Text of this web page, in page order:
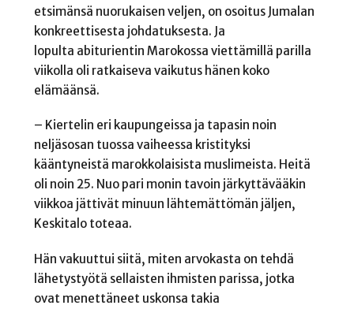
etsimänsä nuorukaisen veljen, on osoitus Jumalan
konkreettisesta johdatuksesta. Ja
lopulta abiturientin Marokossa viettämillä parilla
viikolla oli ratkaiseva vaikutus hänen koko
elämäänsä.
– Kiertelin eri kaupungeissa ja tapasin noin
neljäsosan tuossa vaiheessa kristityksi
kääntyneistä marokkolaisista muslimeista. Heitä
oli noin 25. Nuo pari monin tavoin järkyttävääkin
viikkoa jättivät minuun lähtemättömän jäljen,
Keskitalo toteaa.
Hän vakuuttui siitä, miten arvokasta on tehdä
lähetystyötä sellaisten ihmisten parissa, jotka
ovat menettäneet uskonsa takia